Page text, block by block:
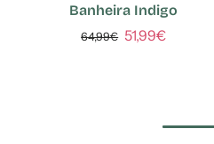
Banheira Indigo
64,99€ 51,99€